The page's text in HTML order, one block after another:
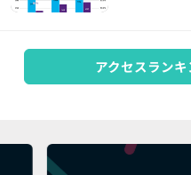
アクセスラン